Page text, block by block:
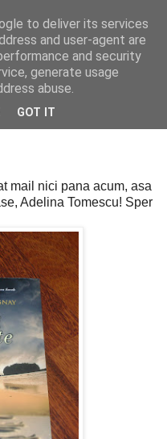
secrete" merge
mail nici pana acum, asa
Adelina Tomescu! Sper
to deliver its services
and user-agent are
and security
generate usage
abuse.
GOT IT